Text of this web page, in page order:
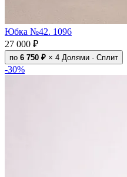
Юбка №42. 1096
27 000 ₽
по 6 750 ₽ × 4 Долями · Сплит
-30%